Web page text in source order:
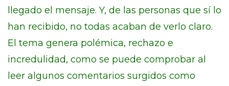
llegado el mensaje. Y, de las personas que sí lo
han recibido, no todas acaban de verlo claro.
El tema genera polémica, rechazo e
incredulidad, como se puede comprobar al
leer algunos comentarios surgidos como